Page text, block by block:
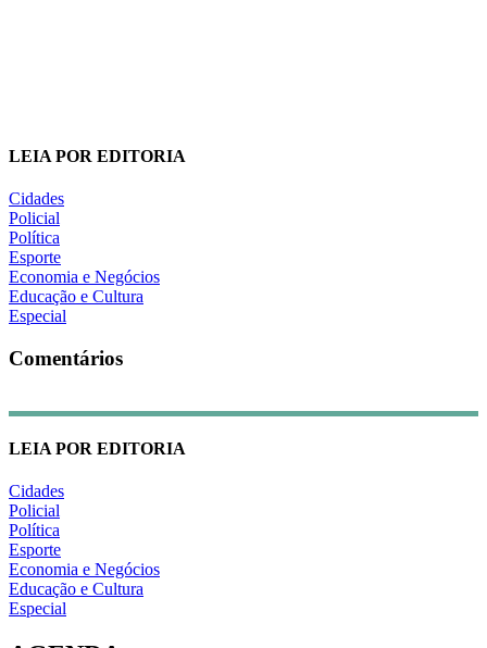
LEIA POR EDITORIA
Cidades
Policial
Política
Esporte
Economia e Negócios
Educação e Cultura
Especial
Comentários
LEIA POR EDITORIA
Cidades
Policial
Política
Esporte
Economia e Negócios
Educação e Cultura
Especial